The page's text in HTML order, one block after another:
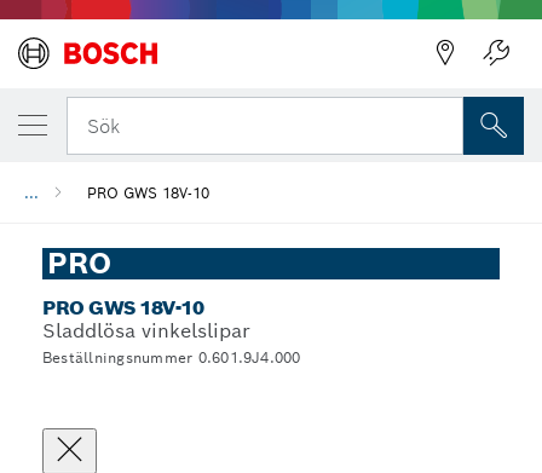
Sök
... PRO GWS 18V-10
PRO
PRO GWS 18V-10
Sladdlösa vinkelslipar
Beställningsnummer 0.601.9J4.000